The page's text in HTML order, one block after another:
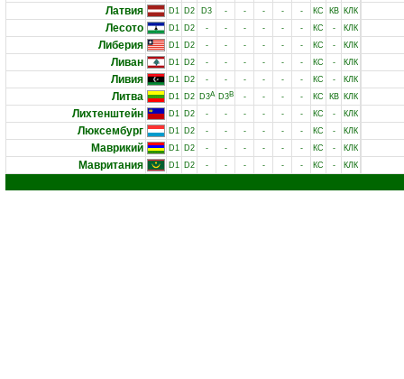
Латвия D1 D2 D3 - - - - - КС КВ КЛК
Лесото D1 D2 - - - - - - КС - КЛК
Либерия D1 D2 - - - - - - КС - КЛК
Ливан D1 D2 - - - - - - КС - КЛК
Ливия D1 D2 - - - - - - КС - КЛК
Литва D1 D2 D3A D3B - - - - КС КВ КЛК
Лихтенштейн D1 D2 - - - - - - КС - КЛК
Люксембург D1 D2 - - - - - - КС - КЛК
Маврикий D1 D2 - - - - - - КС - КЛК
Мавритания D1 D2 - - - - - - КС - КЛК